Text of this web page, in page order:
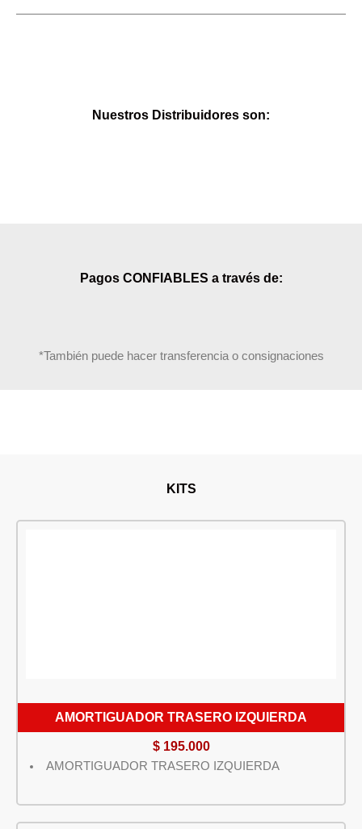
Nuestros Distribuidores son:
Pagos CONFIABLES a través de:
*También puede hacer transferencia o consignaciones
KITS
AMORTIGUADOR TRASERO IZQUIERDA
$195.000
AMORTIGUADOR TRASERO IZQUIERDA